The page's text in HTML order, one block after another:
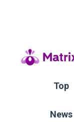
Top
News